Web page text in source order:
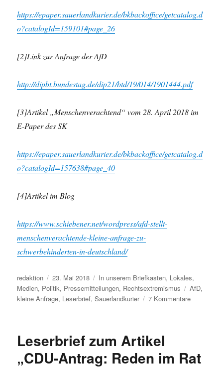
https://epaper.sauerlandkurier.de/bkbackoffice/getcatalog.d
o?catalogId=159101#page_26
[2]Link zur Anfrage der AfD
http://dipbt.bundestag.de/dip21/btd/19/014/1901444.pdf
[3]Artikel „Menschenverachtend“ vom 28. April 2018 im
E-Paper des SK
https://epaper.sauerlandkurier.de/bkbackoffice/getcatalog.d
o?catalogId=157638#page_40
[4]Artikel im Blog
https://www.schiebener.net/wordpress/afd-stellt-
menschenverachtende-kleine-anfrage-zu-
schwerbehinderten-in-deutschland/
Autor
redaktion
Veröffentlicht
am
23. Mai 2018 Kategorien
In unserem Briefkasten, Lokales,
Medien, Politik, Pressemitteilungen, Rechtsextremismus AfD,
kleine Anfrage, Leserbrief,Sauerlandkurier 7 Kommentarezu
Leserbrief
Leserbrief zum Artikel
„CDU-Antrag: Reden im Rat